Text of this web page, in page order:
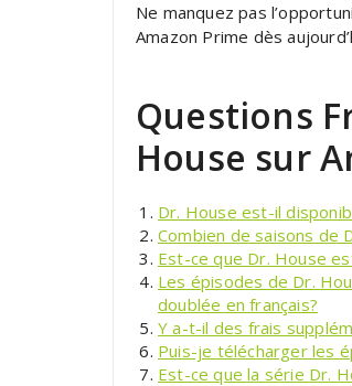
Ne manquez pas
Amazon Prime dès
Questions
House sur
Dr. House est-il
Combien de saisons de
Est-ce que Dr. House
Les épisodes de Dr.
doublée en français?
Y a-t-il des frais
Puis-je télécharger les
Est-ce que la série Dr.